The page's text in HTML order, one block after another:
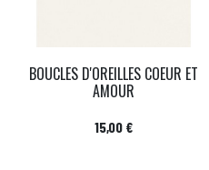
BOUCLES D'OREILLES COEUR ET
AMOUR
Prix
15,00 €